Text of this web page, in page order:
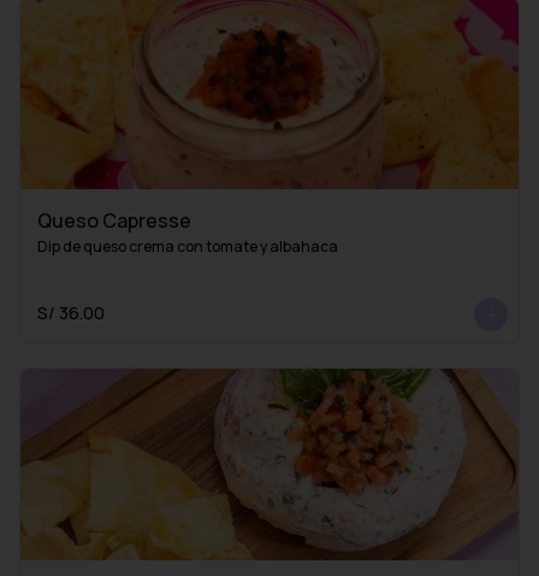
Queso Capresse
Dip de queso crema con tomate y albahaca
S/ 36.00